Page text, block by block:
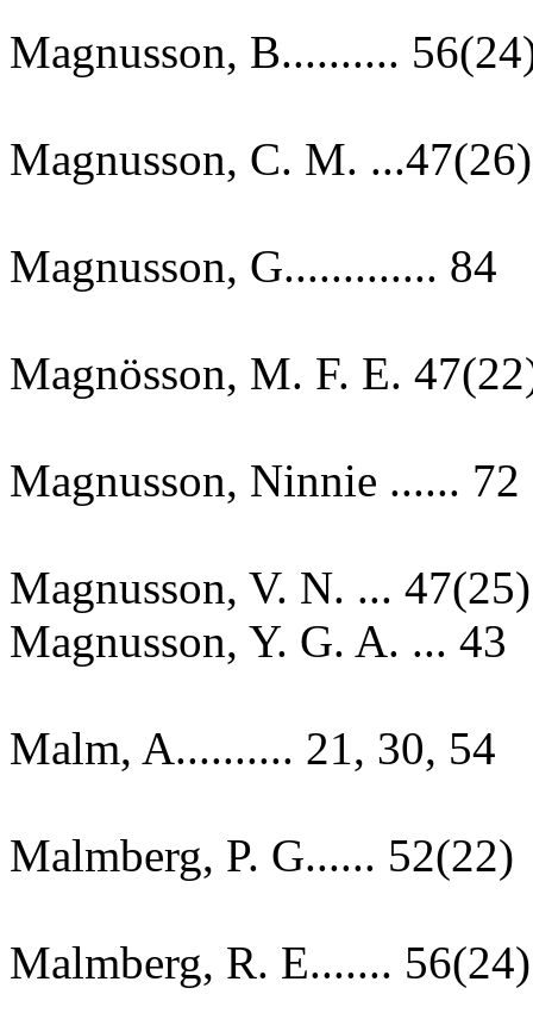
Magnusson, B..........
Magnusson, C. M. ...47(26)
Magnusson, G............. 84
Magnösson, M. F. E.
Magnusson, Ninnie ...... 72
Magnusson, V. N. ... 47(25)
Magnusson, Y. G. A. ... 43
Malm, A.......... 21, 30, 54
Malmberg, P. G...... 52(22)
Malmberg, R. E....... 56(24)